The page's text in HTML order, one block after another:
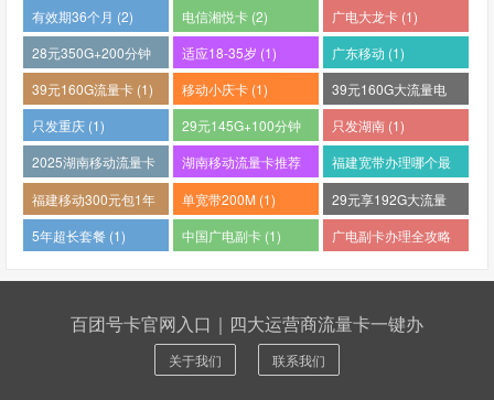
(2)
有效期36个月 (2)
电信湘悦卡 (2)
广电大龙卡 (1)
28元350G+200分钟
(1)
适应18-35岁 (1)
广东移动 (1)
39元160G流量卡 (1)
移动小庆卡 (1)
39元160G大流量电
话卡 (1)
只发重庆 (1)
29元145G+100分钟
(1)
只发湖南 (1)
2025湖南移动流量卡
哪个好 (1)
湖南移动流量卡推荐
(1)
福建宽带办理哪个最
便宜 (1)
福建移动300元包1年
(1)
单宽带200M (1)
29元享192G大流量
(1)
5年超长套餐 (1) 中国广电副卡 (1)
广电副卡办理全攻略
百团号卡官网入口｜四大运营商流量卡一键办
关于我们 联系我们